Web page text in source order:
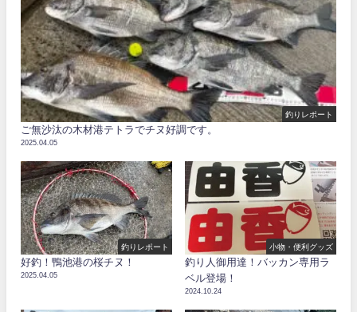
釣りレポート
ご無沙汰の木材港テトラでチヌ好調です。
2025.04.05
釣りレポート
好釣！鴨池港の桜チヌ！
2025.04.05
小物・便利グッズ
釣り人御用達！バッカン専用ラ
ベル登場！
2024.10.24